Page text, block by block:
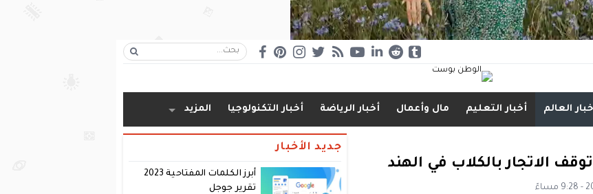
العالم أخبار التعليم مال وأعمال أخبار الرياضة أخبار التكنولوجيا المزيد
الاتجار بالكلاب في الهند
جديد الأخبار
أبرز الكلمات المفتاحية 2023
تقرير جوجل